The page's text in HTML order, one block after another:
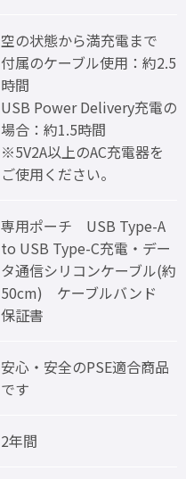
空の状態から満充電まで
付属のケーブル使用：約2.5
時間
USB Power Delivery充電の
場合：約1.5時間
※5V2A以上のAC充電器を
ご使用ください。
専用ポーチ USB Type-A
to USB Type-C充電・デー
タ通信シリコンケーブル(約
50cm) ケーブルバンド
保証書
安心・安全のPSE適合商品
です
2年間